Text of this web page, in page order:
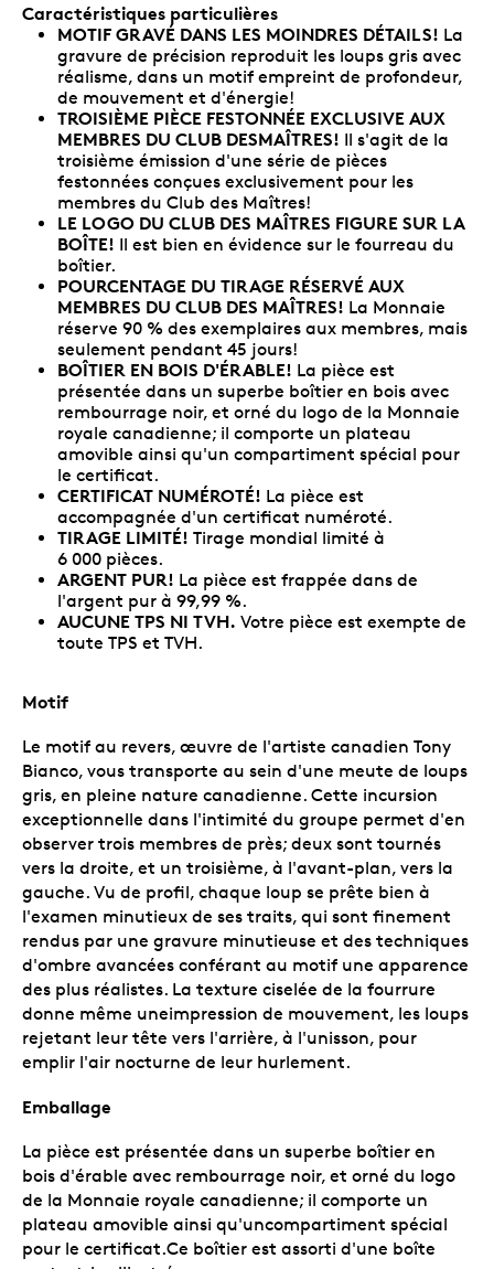
Caractéristiques particulières
MOTIF GRAVÉ DANS LES MOINDRES DÉTAILS! La
gravure de précision reproduit les loups gris avec
réalisme, dans un motif empreint de profondeur,
de mouvement et d'énergie!
TROISIÈME PIÈCE FESTONNÉE EXCLUSIVE AUX
MEMBRES DU CLUB DESMAÎTRES! Il s'agit de la
troisième émission d'une série de pièces
festonnées conçues exclusivement pour les
membres du Club des Maîtres!
LE LOGO DU CLUB DES MAÎTRES FIGURE SUR LA
BOÎTE! Il est bien en évidence sur le fourreau du
boîtier.
POURCENTAGE DU TIRAGE RÉSERVÉ AUX
MEMBRES DU CLUB DES MAÎTRES! La Monnaie
réserve 90 % des exemplaires aux membres, mais
seulement pendant 45 jours!
BOÎTIER EN BOIS D'ÉRABLE! La pièce est
présentée dans un superbe boîtier en bois avec
rembourrage noir, et orné du logo de la Monnaie
royale canadienne; il comporte un plateau
amovible ainsi qu'un compartiment spécial pour
le certificat.
CERTIFICAT NUMÉROTÉ! La pièce est
accompagnée d'un certificat numéroté.
TIRAGE LIMITÉ! Tirage mondial limité à
6 000 pièces.
ARGENT PUR! La pièce est frappée dans de
l'argent pur à 99,99 %.
AUCUNE TPS NI TVH. Votre pièce est exempte de
toute TPS et TVH.
Motif
Le motif au revers, œuvre de l'artiste canadien Tony
Bianco, vous transporte au sein d'une meute de loups
gris, en pleine nature canadienne. Cette incursion
exceptionnelle dans l'intimité du groupe permet d'en
observer trois membres de près; deux sont tournés
vers la droite, et un troisième, à l'avant-plan, vers la
gauche. Vu de profil, chaque loup se prête bien à
l'examen minutieux de ses traits, qui sont finement
rendus par une gravure minutieuse et des techniques
d'ombre avancées conférant au motif une apparence
des plus réalistes. La texture ciselée de la fourrure
donne même uneimpression de mouvement, les loups
rejetant leur tête vers l'arrière, à l'unisson, pour
emplir l'air nocturne de leur hurlement.
Emballage
La pièce est présentée dans un superbe boîtier en
bois d'érable avec rembourrage noir, et orné du logo
de la Monnaie royale canadienne; il comporte un
plateau amovible ainsi qu'uncompartiment spécial
pour le certificat.Ce boîtier est assorti d'une boîte